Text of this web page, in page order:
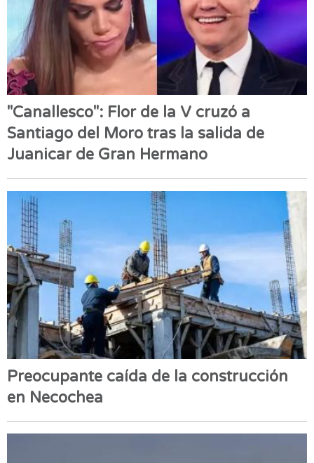
"Canallesco": Flor de la V cruzó a
Santiago del Moro tras la salida de
Juanicar de Gran Hermano
Preocupante caída de la construcción
en Necochea